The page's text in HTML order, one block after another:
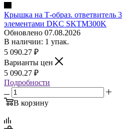
Крышка на Т-образ. ответвитель
элементами DKC SKTM300K
Обновлено 07.08.2026
В наличии: 1 упак.
5 090.27 ₽
Варианты цен
5 090.27 ₽
Подробности
В корзину